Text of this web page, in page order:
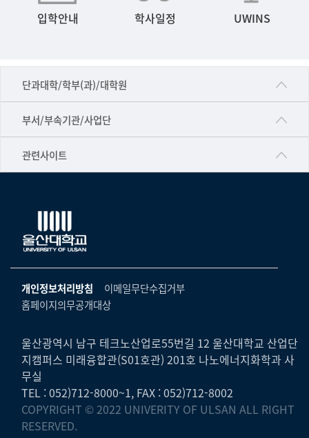
입학안내 학사일정 UWINS
단과대학/학부(과)/대학원
■인문대학
▷국어국문학부
▷일본어·일본학과
▷프랑스어·프랑스학과
▷스페인·중남미학과
▷철학·상담학과
■사회과학대학
▷사회과학부
ㆍ경제학전공
ㆍ행정학전공
ㆍ국제관계학전공
부서/부속기관/사업단
공동기기센터
공학교육혁신센터
국제교류처
기초과학연구소
물리BK 미래혁신응집물질물리인재교육연구단
미래기술혁신융합형인재양성센터
반구대암각화유적보존연구소
보육교사교육원
산학연협력선도대학육성사업(LINC3.0)사업단
관련사이트
건강가정지원센터
교수협의회
노동조합
생명윤리위원회
온라인 기술거래 플랫폼
울산대신문
울산대학교병원
캠퍼스안전관리
UCLASS
개인정보처리방침
이메일무단수집거부
홈페이지의무공개대상
울산광역시 남구 테크노산업로55번길 12 울산대학교 산업단
지캠퍼스 미래융합관(S01호관) 201호 나노에너지화학과 사
무실
TEL : 052)712-8000~1, FAX : 052)712-8002
COPYRIGHT © 2022 UNIVERITY OF ULSAN ALL RIGHT
RESERVED.